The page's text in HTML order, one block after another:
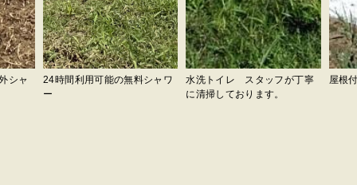
シャ
24時間利用可能の無料シャワ
ー
水洗トイレ スタッフが丁寧
に清掃しております。
屋根